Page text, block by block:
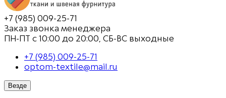
+7 (985) 009-25-71
Заказ звонка менеджера
ПН-ПТ с 10:00 до 20:00, СБ-ВС выходные
+7 (985) 009-25-71
optom-textile@mail.ru
Везде